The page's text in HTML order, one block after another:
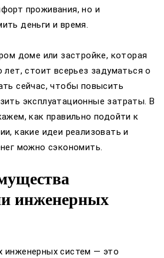
проживания, но и
деньги и время.
доме или застройке, которая
лет, стоит всерьез задуматься о
сейчас, чтобы повысить
эксплуатационные затраты. В
как правильно подойти к
какие идеи реализовать и
можно сэкономить.
инженерных
инженерных систем — это